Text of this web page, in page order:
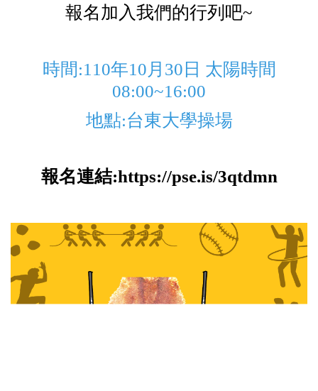
報名加入我們的行列吧~
時間:110年10月30日 太陽時間
08:00~16:00
地點:台東大學操場
報名連結:https://pse.is/3qtdmn